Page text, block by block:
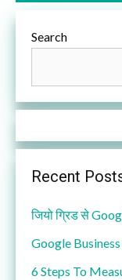
Search
Recent
जियो ग्रिड से
Google
6 Steps To